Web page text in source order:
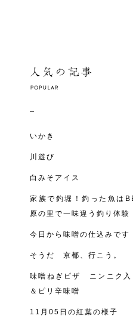
いかき
川遊び
白みそアイス
家族で釣堀！釣った魚は
原の里で一味違う釣り体験
今日から味噌の仕込みです
そうだ 京都、行こう。
味噌ねぎピザ ニンニク入
＆ピリ辛味噌
11月05日の紅葉の様子